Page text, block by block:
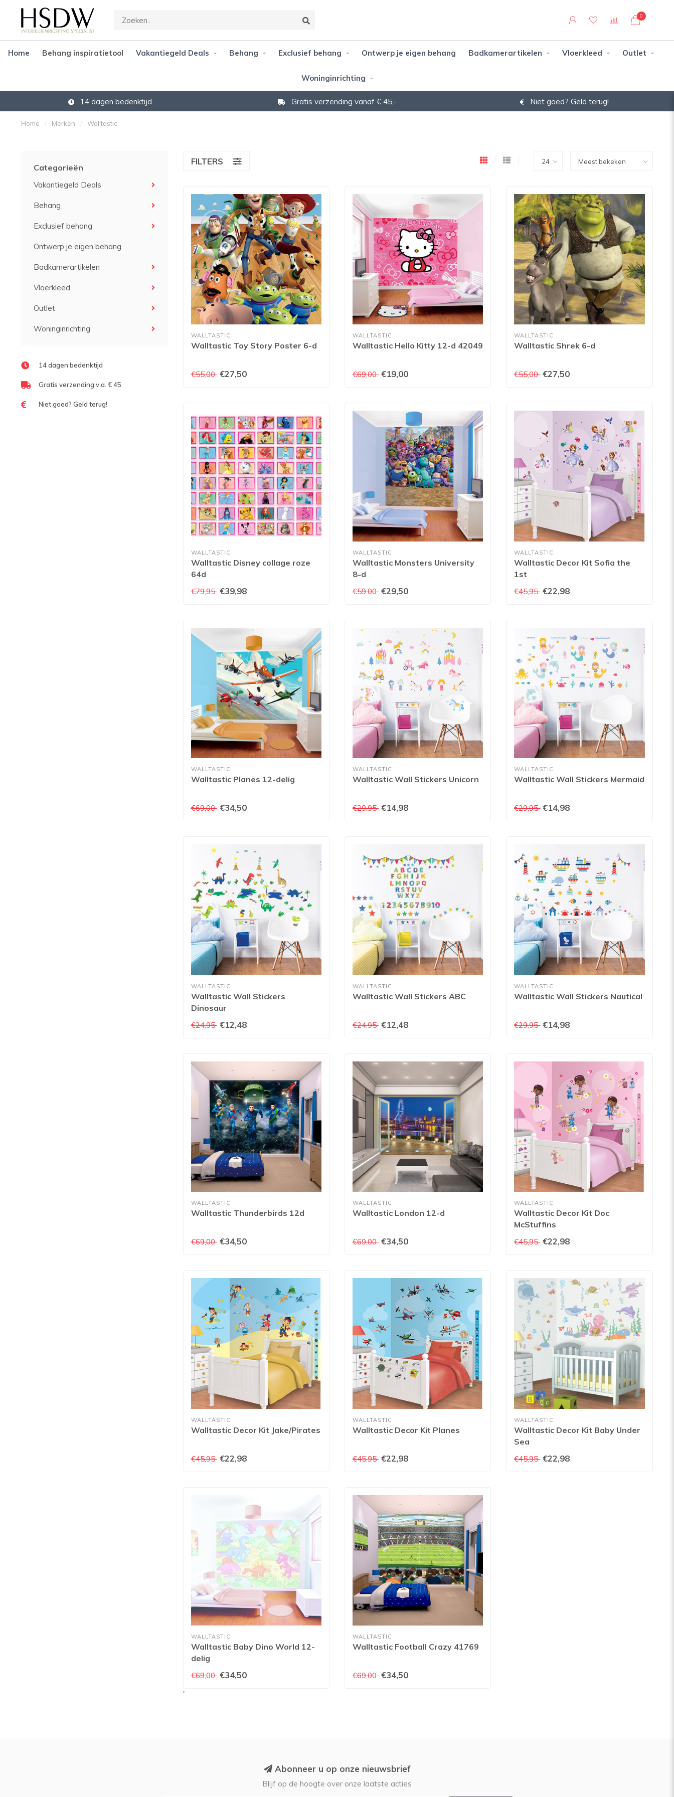
0
Home Behang inspiratietool Vakantiegeld Deals Behang Exclusief behang Ontwerp je eigen behang Badkamerartikelen Vloerkleed Outlet
Woninginrichting
14 dagen bedenktijd Gratis verzending vanaf € 45,- Niet goed? Geld terug!
Home / Merken / Walltastic
Categorieën
Vakantiegeld Deals
Behang
Exclusief behang
Ontwerp je eigen behang
Badkamerartikelen
Vloerkleed
Outlet
Woninginrichting
14 dagen bedenktijd
Gratis verzending v.a. € 45
Niet goed? Geld terug!
FILTERS
WALLTASTIC
Walltastic Toy Story Poster 6-d
€55,00 €27,50
WALLTASTIC
Walltastic Hello Kitty 12-d 42049
€69,00 €19,00
WALLTASTIC
Walltastic Shrek 6-d
€55,00 €27,50
WALLTASTIC
Walltastic Disney collage roze
64d
€79,95 €39,98
WALLTASTIC
Walltastic Monsters University
8-d
€59,00 €29,50
WALLTASTIC
Walltastic Decor Kit Sofia the
1st
€45,95 €22,98
WALLTASTIC
Walltastic Planes 12-delig
€69,00 €34,50
WALLTASTIC
Walltastic Wall Stickers Unicorn
€29,95 €14,98
WALLTASTIC
Walltastic Wall Stickers Mermaid
€29,95 €14,98
WALLTASTIC
Walltastic Wall Stickers
Dinosaur
€24,95 €12,48
WALLTASTIC
Walltastic Wall Stickers ABC
€24,95 €12,48
WALLTASTIC
Walltastic Wall Stickers Nautical
€29,95 €14,98
WALLTASTIC
Walltastic Thunderbirds 12d
€69,00 €34,50
WALLTASTIC
Walltastic London 12-d
€69,00 €34,50
WALLTASTIC
Walltastic Decor Kit Doc
McStuffins
€45,95 €22,98
WALLTASTIC
Walltastic Decor Kit Jake/Pirates
€45,95 €22,98
WALLTASTIC
Walltastic Decor Kit Planes
€45,95 €22,98
WALLTASTIC
Walltastic Decor Kit Baby Under
Sea
€45,95 €22,98
WALLTASTIC
Walltastic Baby Dino World 12-
delig
€69,00 €34,50
WALLTASTIC
Walltastic Football Crazy 41769
€69,00 €34,50
'
Abonneer u op onze nieuwsbrief
Blijf op de hoogte over onze laatste acties